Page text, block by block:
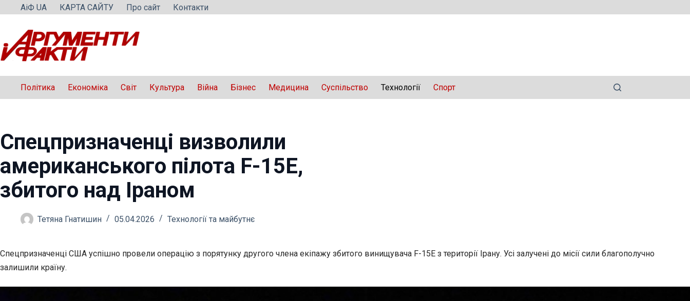
Перейти
вмісту
АіФ UA КАРТА САЙТУ Про сайт Контакти
Політика Економіка Світ Культура Війна Бізнес Медицина Суспільство Технології Спорт
Спецпризначенці визволили
американського пілота F-15E,
збитого над Іраном
Тетяна Гнатишин 05.04.2026 Технології та майбутнє
Спецпризначенці США успішно провели операцію з порятунку другого члена екіпажу збитого винищувача F-15E з території Ірану. Усі залучені до місії сили благополучно
залишили країну.